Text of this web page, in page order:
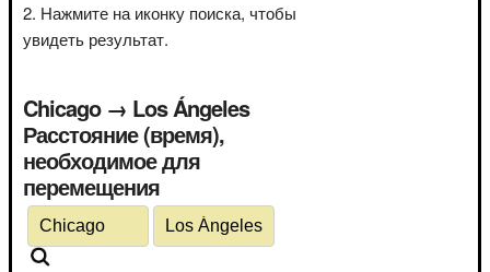
Нажмите на иконку поиска, чтобы
увидеть результат.
Chicago → Los Ángeles
Расстояние (время),
необходимое для
перемещения